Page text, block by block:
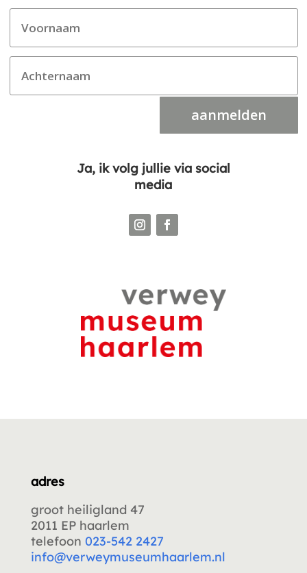
aanmelden
Ja, ik volg jullie via social
media
adres
groot heiligland 47
2011 EP haarlem
telefoon 023-542 2427
info@verweymuseumhaarlem.nl